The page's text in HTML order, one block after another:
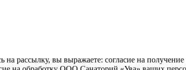
рассылку, вы выражаете: согласие на